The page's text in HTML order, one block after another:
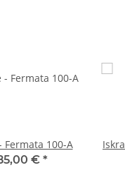
Fermata 100-A
€ *